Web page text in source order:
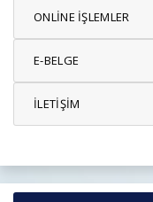
ONLİNE İŞLEMLER
E-BELGE
İLETİŞİM